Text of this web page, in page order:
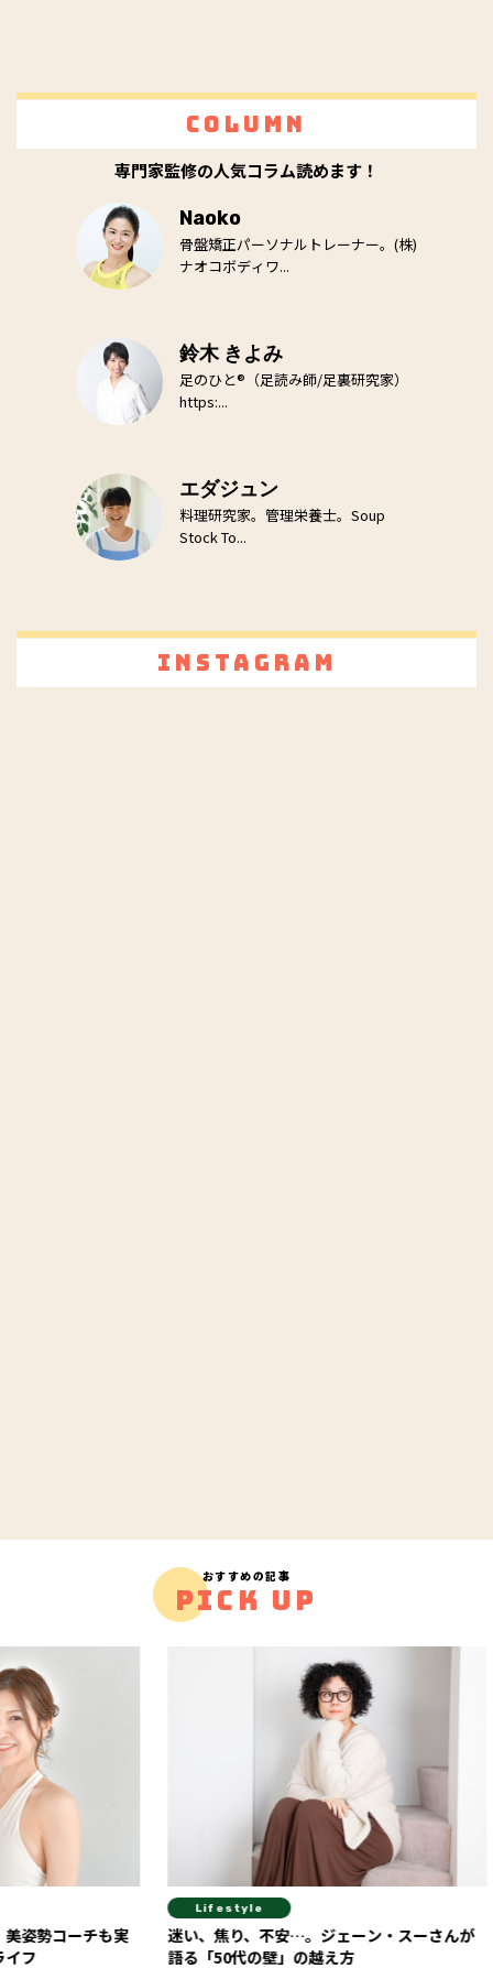
Column
専門家監修の人気コラム読めます！
Naoko
骨盤矯正パーソナルトレーナー。(株)
ナオコボディワ...
鈴木 きよみ
足のひと®（足読み師/足裏研究家）
https:...
エダジュン
料理研究家。管理栄養士。Soup
Stock To...
Instagram
おすすめの記事
PICK UP
も実
Lifestyle
迷い、焦り、不安…。ジェーン・スーさんが
語る「50代の壁」の越え方
背中の